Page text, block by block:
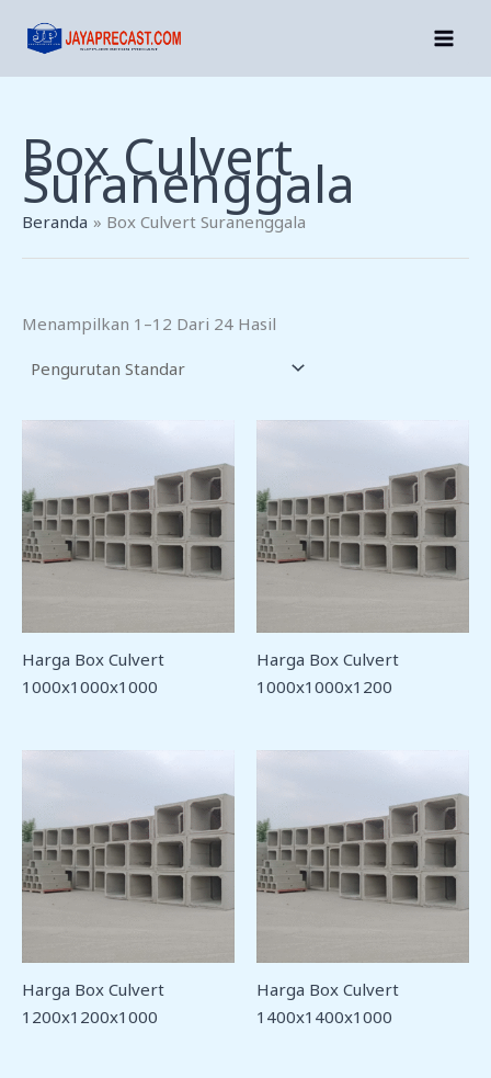
Box Culvert
Suranenggala
Beranda Box Culvert Suranenggala
Menampilkan 1–12 Dari 24 Hasil
Harga Box Culvert
1000x1000x1000
Harga Box Culvert
1000x1000x1200
Harga Box Culvert
1200x1200x1000
Harga Box Culvert
1400x1400x1000